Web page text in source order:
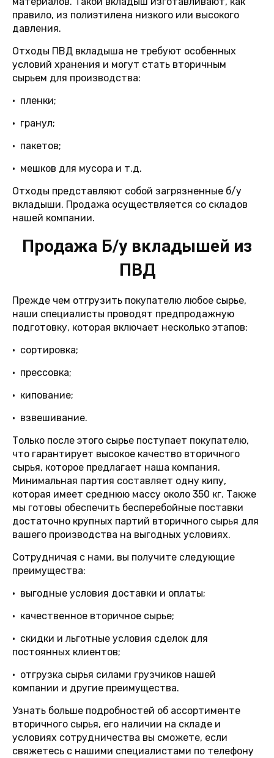
правило, из полиэтилена низкого или высокого
давления.
Отходы ПВД вкладыша не требуют особенных
условий хранения и могут стать вторичным
сырьем для производства:
• пленки;
• гранул;
• пакетов;
• мешков для мусора и т.д.
Отходы представляют собой загрязненные б/у
вкладыши. Продажа осуществляется со складов
нашей компании.
Продажа Б/у вкладышей из
ПВД
Прежде чем отгрузить покупателю любое сырье,
наши специалисты проводят предпродажную
подготовку, которая включает несколько этапов:
• сортировка;
• прессовка;
• кипование;
• взвешивание.
Только после этого сырье поступает покупателю,
что гарантирует высокое качество вторичного
сырья, которое предлагает наша компания.
Минимальная партия составляет одну кипу,
которая имеет среднюю массу около 350 кг. Также
мы готовы обеспечить бесперебойные поставки
достаточно крупных партий вторичного сырья для
вашего производства на выгодных условиях.
Сотрудничая с нами, вы получите следующие
преимущества:
• выгодные условия доставки и оплаты;
• качественное вторичное сырье;
• скидки и льготные условия сделок для
постоянных клиентов;
• отгрузка сырья силами грузчиков нашей
компании и другие преимущества.
Узнать больше подробностей об ассортименте
вторичного сырья, его наличии на складе и
условиях сотрудничества вы сможете, если
свяжетесь с нашими специалистами по телефону